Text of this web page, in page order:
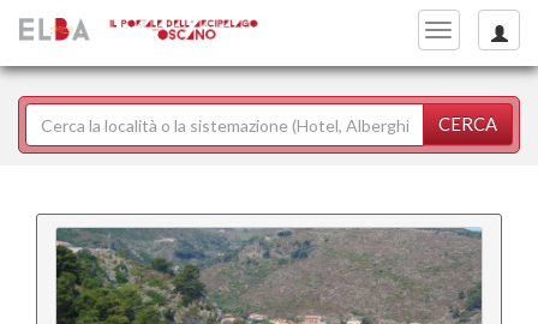
Toggle
navigation
CERCA